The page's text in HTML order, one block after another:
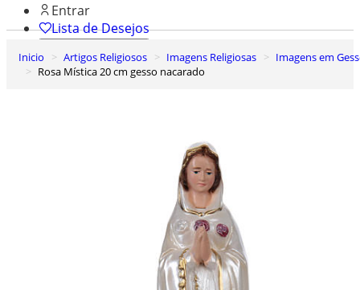
Entrar
Lista de Desejos
0
Carrinho de Compras
Inicio Artigos Religiosos Imagens Religiosas
Imagens em
Rosa Mística 20 cm gesso nacarado